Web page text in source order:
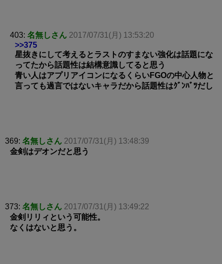
403: 名無しさん 2017/07/31(月) 13:53:20
>>375
星抜きにして考えるとラストのすまない強化は話題にな
ってたから話題性は結構意識してると思う
青い人はアプリアイコンになるくらいFGOの中心人物と
言っても過言ではないキャラだから話題性はｸﾞﾝﾊﾞﾂだし
369: 名無しさん 2017/07/31(月) 13:48:39
金剣はデオンだと思う
373: 名無しさん 2017/07/31(月) 13:49:22
金剣リリィという可能性。
なくはないと思う。